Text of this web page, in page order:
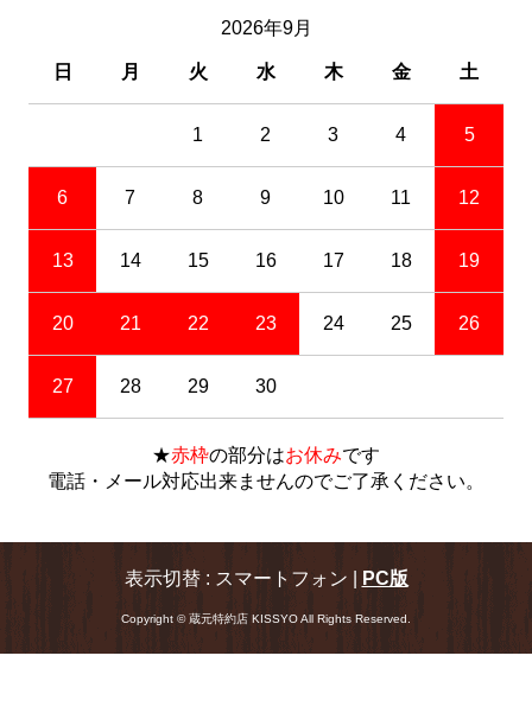
2026年9月
日 月 火 水 木 金 土
1 2 3 4 5
6 7 8 9 10 11 12
13 14 15 16 17 18 19
20 21 22 23 24 25 26
27 28 29 30
★赤枠の部分はお休みです
電話・メール対応出来ませんのでご了承ください。
表示切替 : スマートフォン | PC版
Copyright © 蔵元特約店 KISSYO All Rights Reserved.